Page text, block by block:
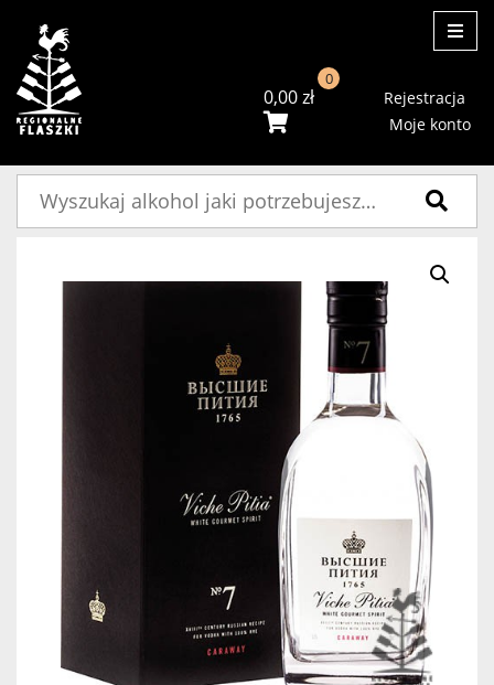
0,00zł
0
Rejestracja
Moje konto